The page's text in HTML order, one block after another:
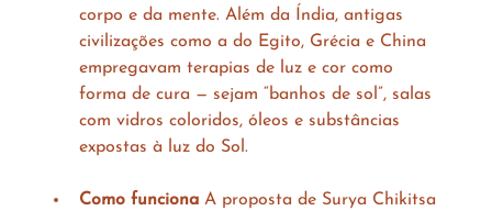
corpo e da mente. Além da Índia, antigas
civilizações como a do Egito, Grécia e China
empregavam terapias de luz e cor como
forma de cura — sejam “banhos de sol”, salas
com vidros coloridos, óleos e substâncias
expostas à luz do Sol.
Como funciona A proposta de Surya Chikitsa